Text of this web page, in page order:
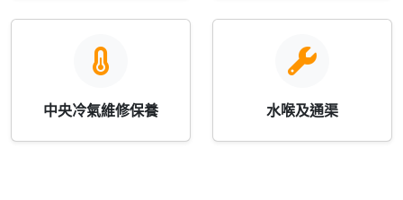
中央冷氣維修保養 水喉及通渠